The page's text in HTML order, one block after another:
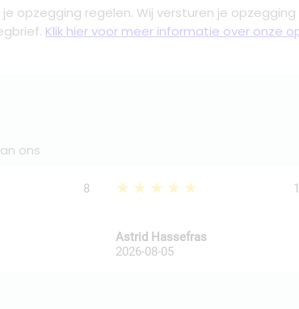
opzegging regelen. Wij versturen je
Klik hier voor meer informatie over onze
ons
8 ★★★★★
Astrid Hassefras
2026-08-05